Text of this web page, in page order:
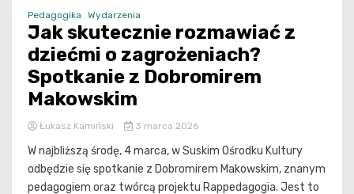
Pedagogika Wydarzenia
Jak skutecznie rozmawiać z
dziećmi o zagrożeniach?
Spotkanie z Dobromirem
Makowskim
Łukasz Kamiński 3 marca 2026
W najbliższą środę, 4 marca, w Suskim Ośrodku Kultury
odbędzie się spotkanie z Dobromirem Makowskim, znanym
pedagogiem oraz twórcą projektu Rappedagogia. Jest to